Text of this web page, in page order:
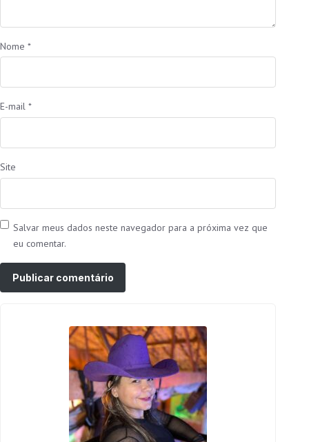
Nome *
E-mail *
Site
Salvar meus dados neste navegador para a próxima vez que
eu comentar.